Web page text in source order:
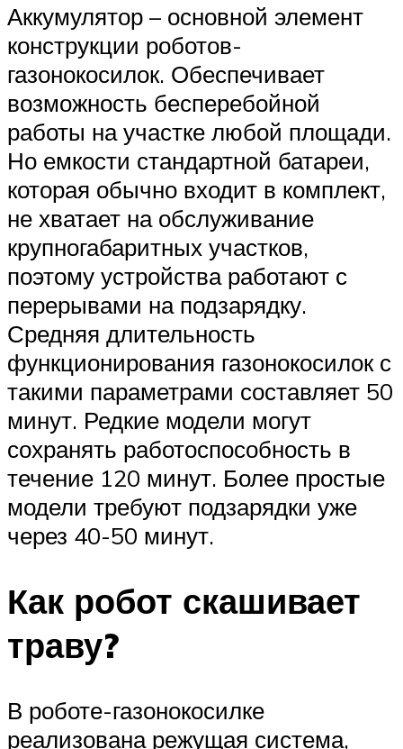
Аккумулятор – основной элемент
конструкции роботов-
газонокосилок. Обеспечивает
возможность бесперебойной
работы на участке любой площади.
Но емкости стандартной батареи,
которая обычно входит в комплект,
не хватает на обслуживание
крупногабаритных участков,
поэтому устройства работают с
перерывами на подзарядку.
Средняя длительность
функционирования газонокосилок с
такими параметрами составляет 50
минут. Редкие модели могут
сохранять работоспособность в
течение 120 минут. Более простые
модели требуют подзарядки уже
через 40-50 минут.
Как робот скашивает
траву?
В роботе-газонокосилке
реализована режущая система,